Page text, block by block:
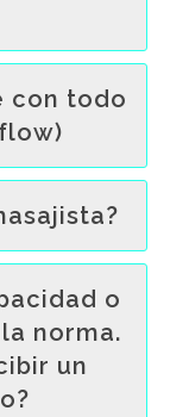
con todo
o
norma.
un